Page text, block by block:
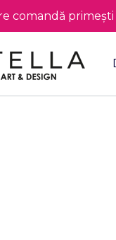
comandă